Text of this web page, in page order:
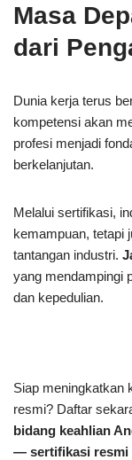
Masa
dari
Dunia kerja terus
kompetensi akan
profesi menjadi
berkelanjutan.
Melalui sertifikasi,
kemampuan, tetapi
tantangan industri.
yang mendampingi
dan kepedulian.
Siap meningkatkan
resmi? Daftar
bidang keahlian
— sertifikasi resmi